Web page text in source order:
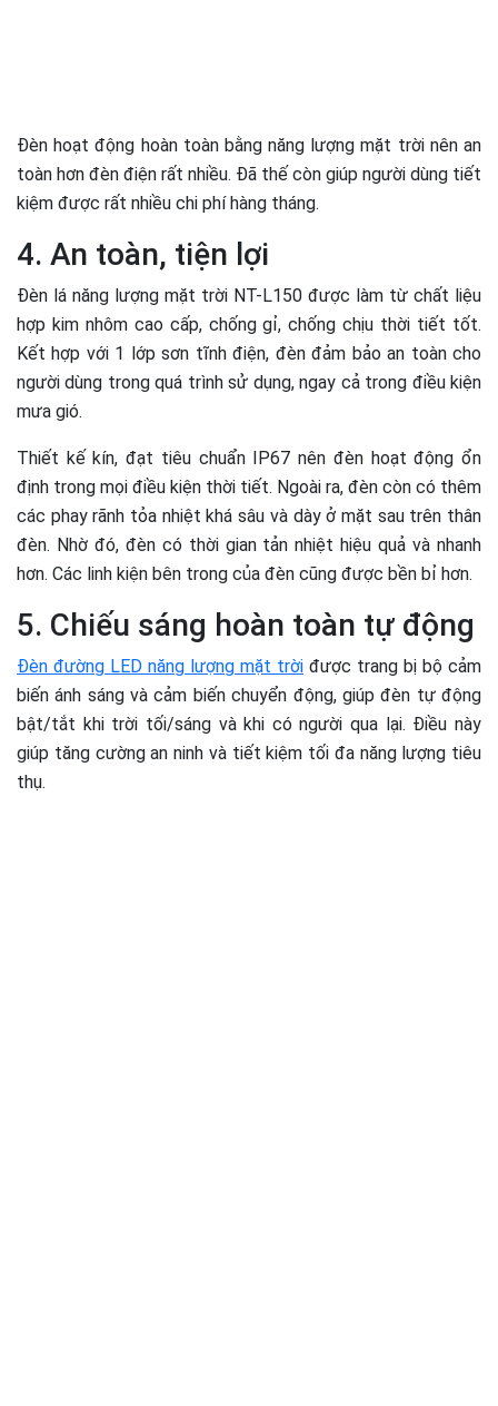
Đèn hoạt động hoàn toàn bằng năng lượng mặt trời nên an
toàn hơn đèn điện rất nhiều. Đã thế còn giúp người dùng tiết
kiệm được rất nhiều chi phí hàng tháng.
4. An toàn, tiện lợi
Đèn lá năng lượng mặt trời NT-L150 được làm từ chất liệu
hợp kim nhôm cao cấp, chống gỉ, chống chịu thời tiết tốt.
Kết hợp với 1 lớp sơn tĩnh điện, đèn đảm bảo an toàn cho
người dùng trong quá trình sử dụng, ngay cả trong điều kiện
mưa gió.
Thiết kế kín, đạt tiêu chuẩn IP67 nên đèn hoạt động ổn
định trong mọi điều kiện thời tiết. Ngoài ra, đèn còn có thêm
các phay rãnh tỏa nhiệt khá sâu và dày ở mặt sau trên thân
đèn. Nhờ đó, đèn có thời gian tản nhiệt hiệu quả và nhanh
hơn. Các linh kiện bên trong của đèn cũng được bền bỉ hơn.
5. Chiếu sáng hoàn toàn tự động
Đèn đường LED năng lượng mặt trời được trang bị bộ cảm
biến ánh sáng và cảm biến chuyển động, giúp đèn tự động
bật/tắt khi trời tối/sáng và khi có người qua lại. Điều này
giúp tăng cường an ninh và tiết kiệm tối đa năng lượng tiêu
thụ.